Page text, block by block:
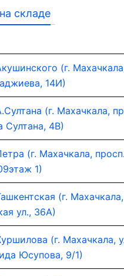
складе
(г.
14И)
(г. Махачкала,
Султана, 4В)
(г. Махачкала, просп.
1)
(г. Махачкала,
ул., 36А)
(г. Махачкала,
Юсупова, 9/1)